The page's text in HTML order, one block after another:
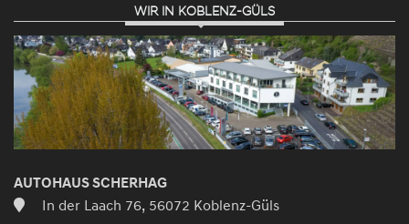
WIR IN KOBLENZ-GÜLS
AUTOHAUS SCHERHAG
In der Laach 76, 56072 Koblenz-Güls